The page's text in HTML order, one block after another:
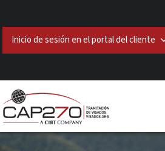
Inicio de sesión en el portal del cliente